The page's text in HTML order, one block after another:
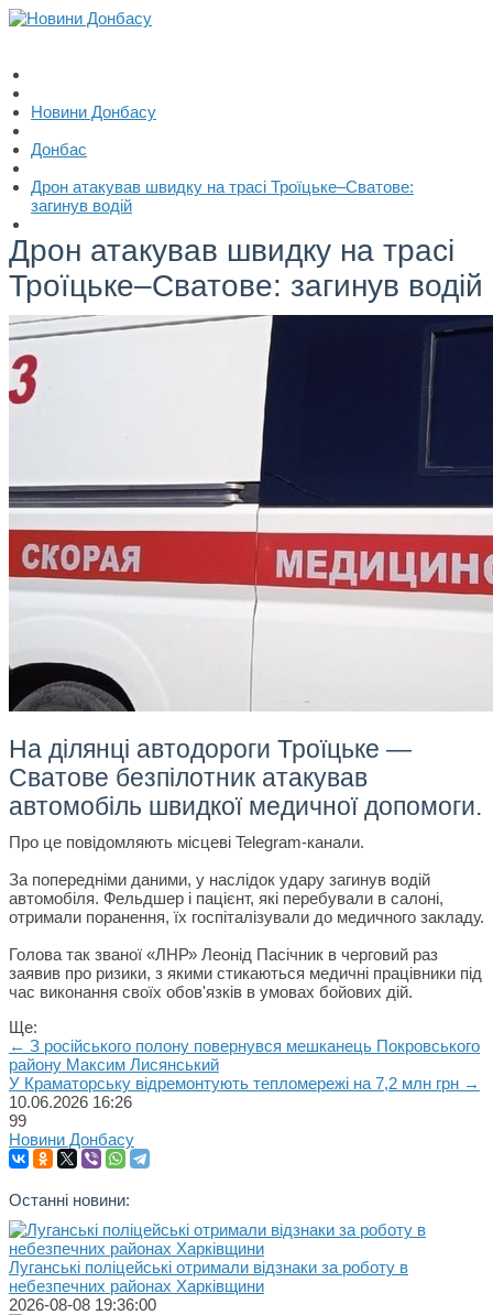
Новини Донбасу
Донбас
Дрон атакував швидку на трасі Троїцьке–Сватове:
загинув водій
Дрон атакував швидку на трасі
Троїцьке–Сватове: загинув водій
На ділянці автодороги Троїцьке —
Сватове безпілотник атакував
автомобіль швидкої медичної допомоги.
Про це повідомляють місцеві Telegram-канали.
За попередніми даними, у наслідок удару загинув водій
автомобіля. Фельдшер і пацієнт, які перебували в салоні,
отримали поранення, їх госпіталізували до медичного закладу.
Голова так званої «ЛНР» Леонід Пасічник в черговий раз
заявив про ризики, з якими стикаються медичні працівники під
час виконання своїх обов'язків в умовах бойових дій.
Ще:
← З російського полону повернувся мешканець Покровського
району Максим Лисянський
У Краматорську відремонтують тепломережі на 7,2 млн грн →
10.06.2026 16:26
99
Новини Донбасу
Останні новини:
Луганські поліцейські отримали відзнаки за роботу в
небезпечних районах Харківщини
2026-08-08 19:36:00